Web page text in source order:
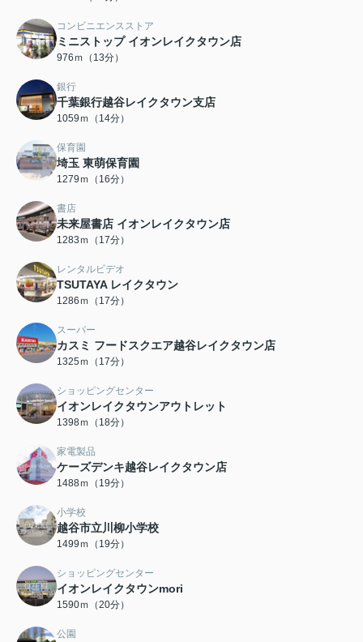
コンビニエンスストア
ミニストップ イオンレイクタウン店
976ｍ（13分）
銀行
千葉銀行越谷レイクタウン支店
1059ｍ（14分）
保育園
埼玉 東萌保育園
1279ｍ（16分）
書店
未来屋書店 イオンレイクタウン店
1283ｍ（17分）
レンタルビデオ
TSUTAYA レイクタウン
1286ｍ（17分）
スーパー
カスミ フードスクエア越谷レイクタウン店
1325ｍ（17分）
ショッピングセンター
イオンレイクタウンアウトレット
1398ｍ（18分）
家電製品
ケーズデンキ越谷レイクタウン店
1488ｍ（19分）
小学校
越谷市立川柳小学校
1499ｍ（19分）
ショッピングセンター
イオンレイクタウンmori
1590ｍ（20分）
公園